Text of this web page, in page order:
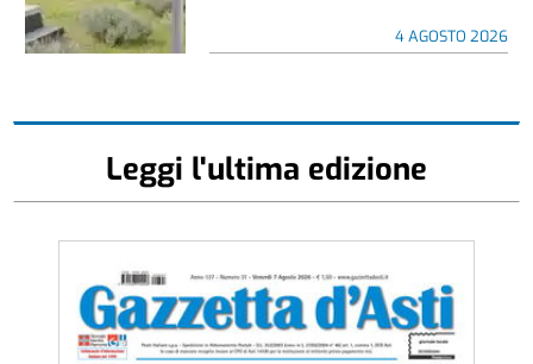
4 AGOSTO 2026
Leggi l'ultima edizione